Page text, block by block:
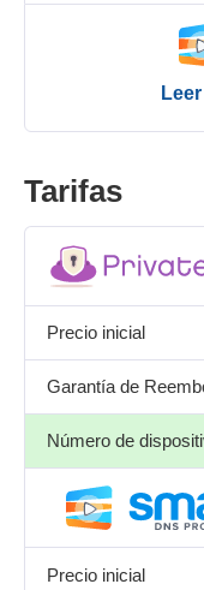
Tarifas
Precio inicial
Garantía de
Número de
Precio inicial